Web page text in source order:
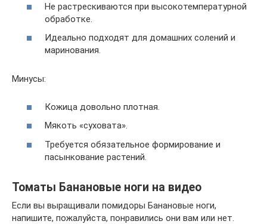
Не растрескиваются при высокотемпературной
обработке.
Идеально подходят для домашних солений и
маринования.
Минусы:
Кожица довольно плотная.
Мякоть «суховата».
Требуется обязательное формирование и
пасынкование растений.
Томаты Банановые ноги на видео
Если вы выращивали помидоры Банановые ноги,
напишите, пожалуйста, понравились они вам или нет.